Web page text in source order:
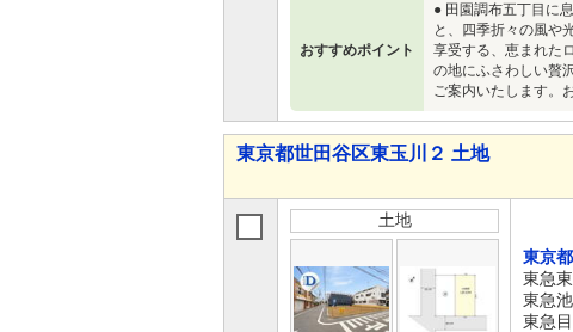
おすすめポイント
● 田園調布五丁目に
と、四季折々の風や
享受する、恵まれた
の地にふさわしい贅
ご案内いたします。
東京都世田谷区東玉川２ 土地
土地
東京
東急
東急
東急